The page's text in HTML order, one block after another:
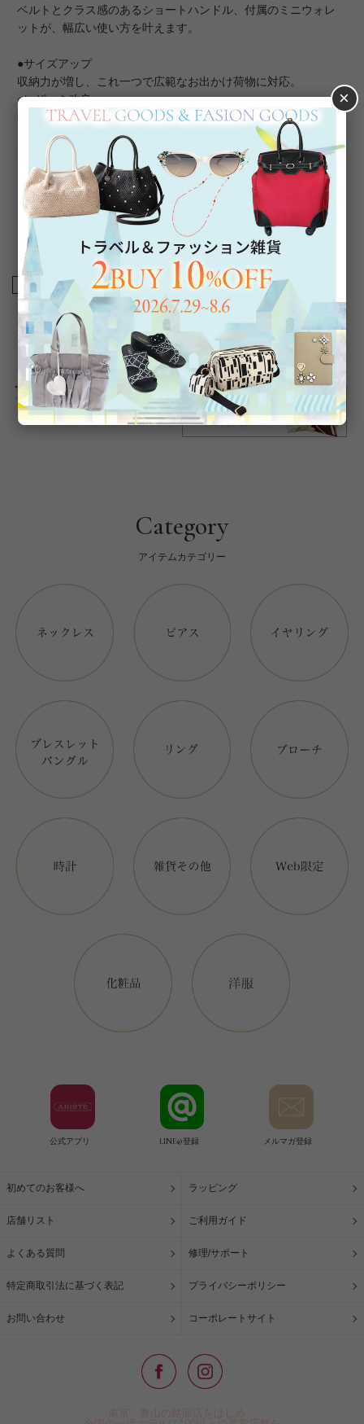
ベルトとクラス感のあるショートハンドル、付属のミニウォレ
ットが、幅広い使い方を叶えます。
●サイズアップ
収納力が増し、これ一つで広範なお出かけ荷物に対応。
●レザーを改良
本革に近い質感の薄手で上質なエコレザーを使い、軽量化。
●ガラスストーンを採用
透明感アップ＆より強い煌めきに。
●本体と同素材のハンドル
トレンド感のある横長シェイプのハンドバッグに。
●ミニウォレット
内側のポケットが増え、使い勝手が向上。
商品番号 8250008
返品について
Category
アイテムカテゴリー
公式アプリ LINE@登録 メルマガ登録
初めてのお客様へ ラッピング
店舗リスト ご利用ガイド
よくある質問 修理/サポート
特定商取引法に基づく表記 プライバシーポリシー
お問い合わせ コーポレートサイト
×